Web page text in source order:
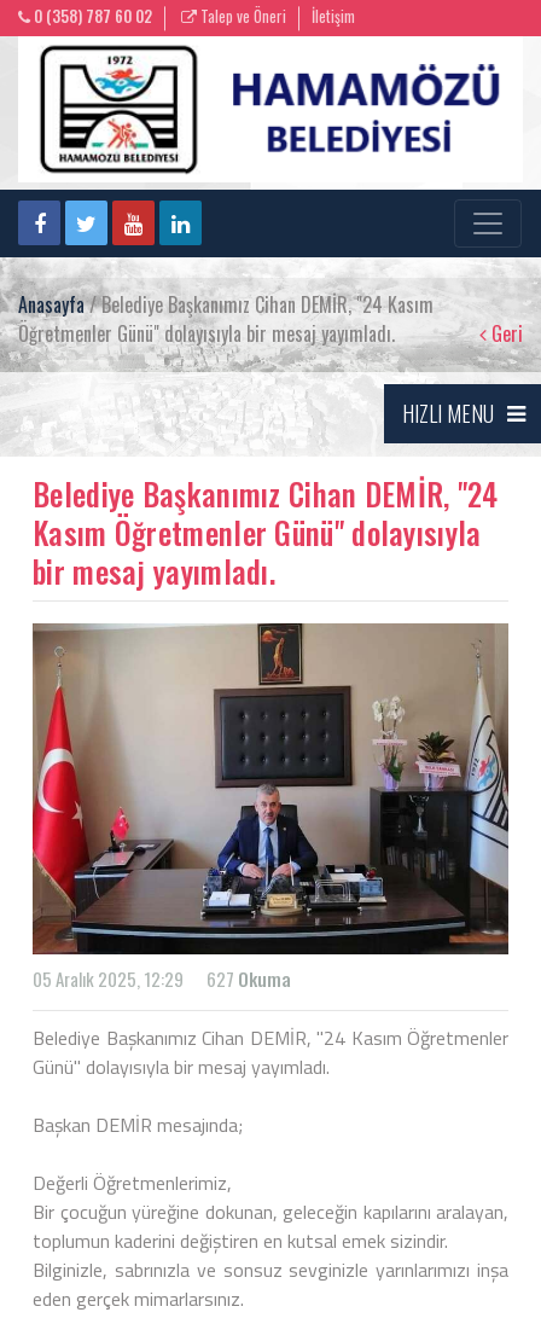
0 (358) 787 60 02 Talep ve Öneri İletişim
Anasayfa/ Belediye Başkanımız Cihan DEMİR, "24 Kasım
Öğretmenler Günü" dolayısıyla bir mesaj yayımladı.
Geri
HIZLI MENU
Belediye Başkanımız Cihan DEMİR, "24
Kasım Öğretmenler Günü" dolayısıyla
bir mesaj yayımladı.
05 Aralık 2025, 12:29 627 Okuma
Belediye Başkanımız Cihan DEMİR, "24 Kasım Öğretmenler
Günü" dolayısıyla bir mesaj yayımladı.
Başkan DEMİR mesajında;
Değerli Öğretmenlerimiz,
Bir çocuğun yüreğine dokunan, geleceğin kapılarını aralayan,
toplumun kaderini değiştiren en kutsal emek sizindir.
Bilginizle, sabrınızla ve sonsuz sevginizle yarınlarımızı inşa
eden gerçek mimarlarsınız.